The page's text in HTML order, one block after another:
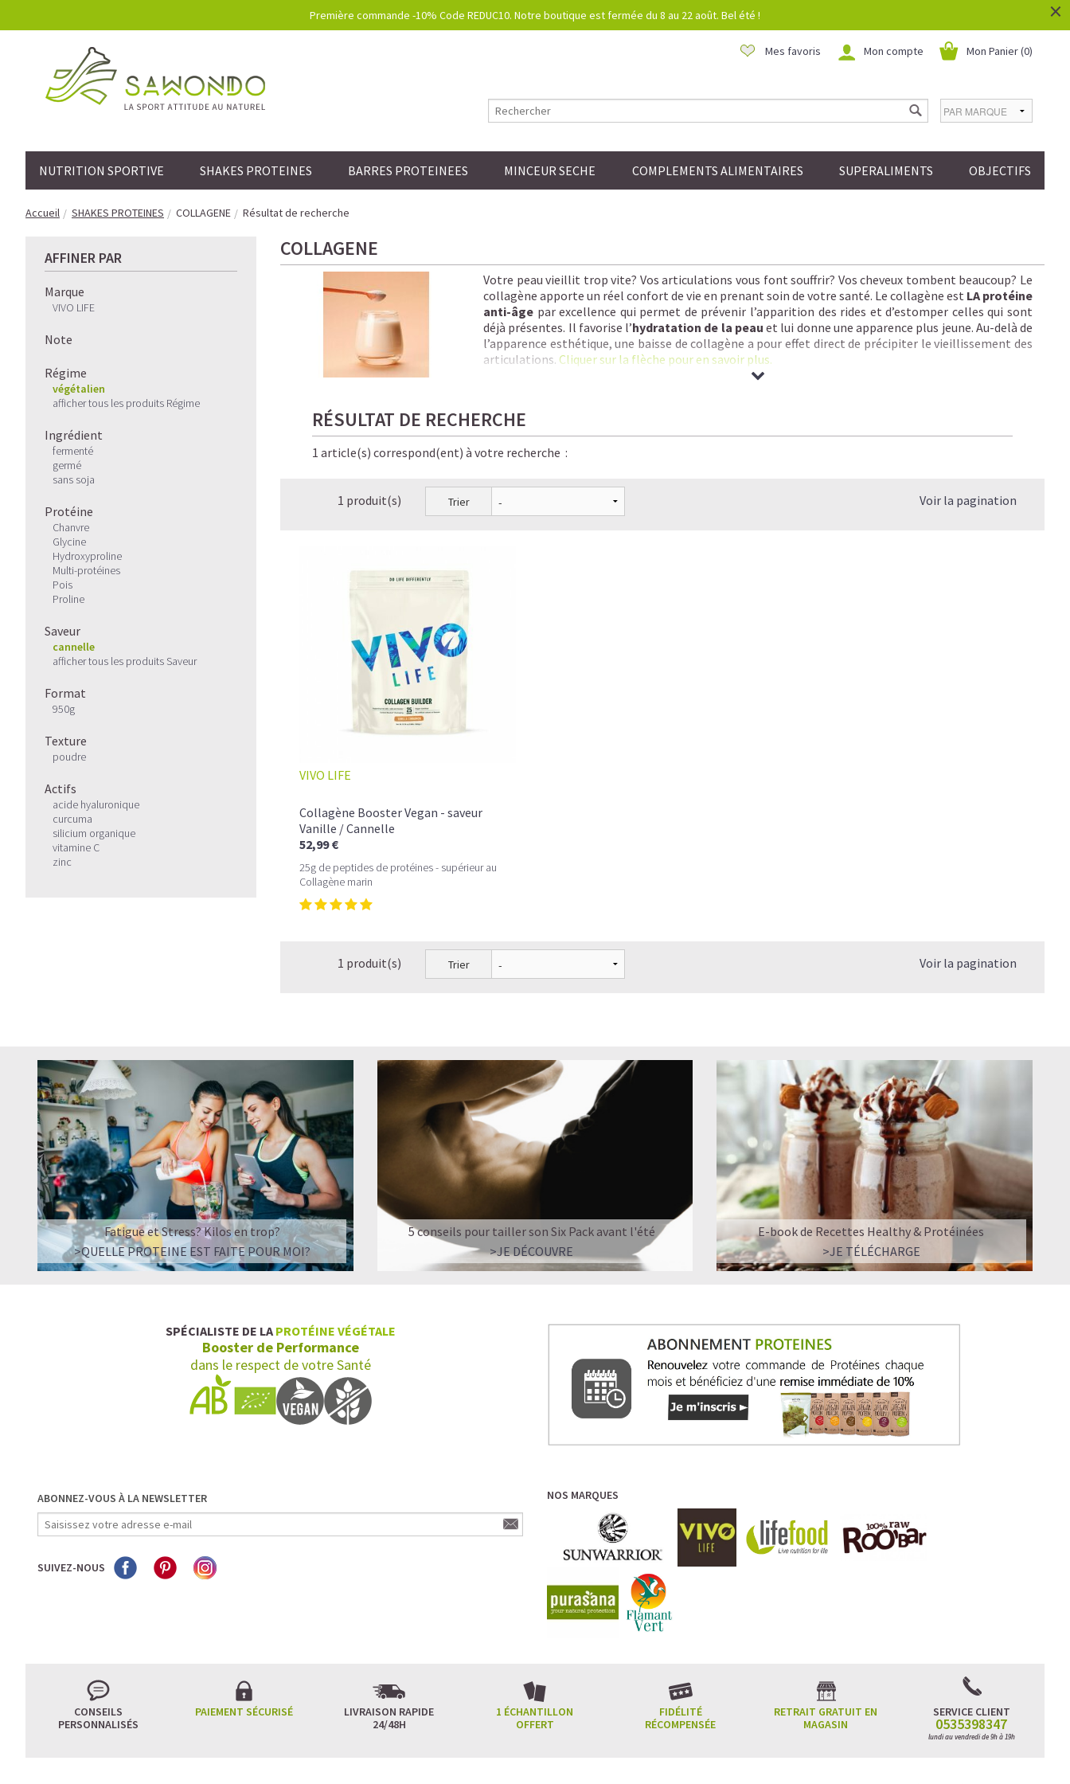
Première commande -10% Code REDUC10. Notre boutique est fermée du 8 au 22 août. Bel été ! ×
Mon Panier (0)
Mon compte
Mes favoris
NUTRITION SPORTIVE SHAKES PROTEINES BARRES PROTEINEES MINCEUR SECHE COMPLEMENTS ALIMENTAIRES SUPERALIMENTS OBJECTIFS
Accueil SHAKES PROTEINES COLLAGENE Résultat de recherche
AFFINER PAR
Marque
VIVO LIFE
Note
Régime
végétalien
afficher tous les produits Régime
Ingrédient
fermenté
germé
sans soja
Protéine
Chanvre
Glycine
Hydroxyproline
Multi-protéines
Pois
Proline
Saveur
cannelle
afficher tous les produits Saveur
Format
950g
Texture
poudre
Actifs
acide hyaluronique
curcuma
silicium organique
vitamine C
zinc
COLLAGENE
Votre peau vieillit trop vite? Vos articulations vous font souffrir? Vos cheveux tombent beaucoup? Le
collagène apporte un réel confort de vie en prenant soin de votre santé. Le collagène est LA protéine
anti-âge par excellence qui permet de prévenir l’apparition des rides et d’estomper celles qui sont
déjà présentes. Il favorise l’hydratation de la peau et lui donne une apparence plus jeune. Au-delà de
l’apparence esthétique, une baisse de collagène a pour effet direct de précipiter le vieillissement des
articulations. Cliquer sur la flèche pour en savoir plus.
En savoir plus sur notrecollagène végétal:
Les bienfaits méconnus du Collagène
Le Collagène peut-il faire maigrir?
Quelles sont les associations possibles avec le Collagène pour une meilleure efficacité ?
Quand faut-il prendre du Collagène?
Shake protéiné ou Collagène : comment choisir ?
Nos recettes à base de Collagène végan
RÉSULTAT DE RECHERCHE
1 article(s) correspond(ent) à votre recherche :
1 produit(s) Trier Voir la pagination
VIVO LIFE
Collagène Booster Vegan - saveur
Vanille / Cannelle
52,99 €
25g de peptides de protéines - supérieur au
Collagène marin
1 produit(s) Trier Voir la pagination
Fatigue et Stress? Kilos en trop?
>QUELLE PROTEINE EST FAITE POUR MOI?
5 conseils pour tailler son Six Pack avant l'été
>JE DÉCOUVRE
E-book de Recettes Healthy & Protéinées
>JE TÉLÉCHARGE
SPÉCIALISTE DE LA PROTÉINE VÉGÉTALE
Booster de Performance
dans le respect de votre Santé
ABONNEZ-VOUS À LA NEWSLETTER
SUIVEZ-NOUS
NOS MARQUES
CONSEILS
PERSONNALISÉS
PAIEMENT SÉCURISÉ
LIVRAISON RAPIDE
24/48H
1 ÉCHANTILLON
OFFERT
FIDÉLITÉ
RÉCOMPENSÉE
RETRAIT GRATUIT EN
MAGASIN
SERVICE CLIENT
0535398347
lundi au vendredi de 9h à 19h